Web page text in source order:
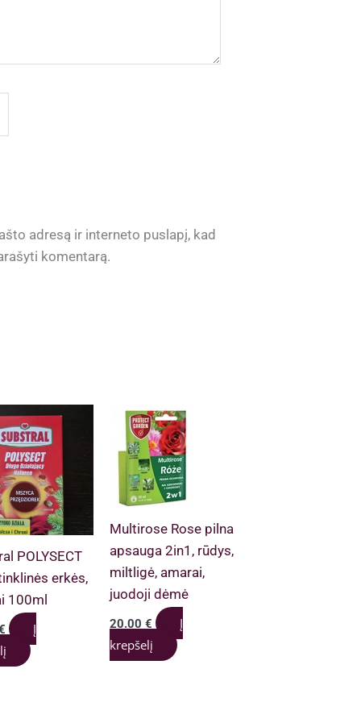
adresą ir interneto puslapį, kad
komentarą.
POLYSECT
erkės,
100ml
Į
Multirose Rose pilna
apsauga 2in1, rūdys,
miltligė, amarai,
juodoji dėmė
20.00€
Į
krepšelį